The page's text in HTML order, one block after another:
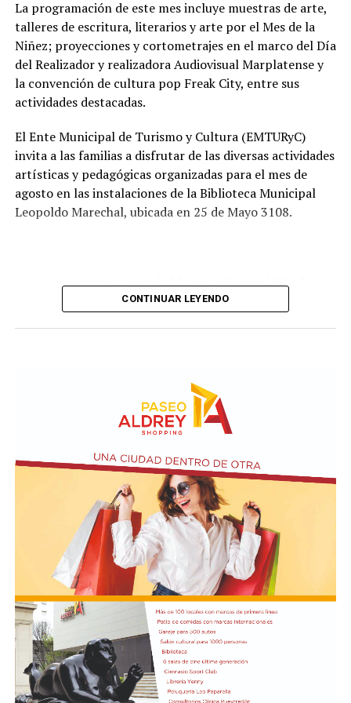
vecinos.
Tras la apertura de sobres, el expediente continuará su
recorrido administrativo con la intervención de la
Comisión de Estudio de Ofertas y Adjudicación, que
tendrá a su cargo la evaluación de las propuestas
obra.
La programación de este mes incluye muestras de arte,
talleres de escritura, literarios y arte por el Mes de la
Niñez; proyecciones y cortometrajes en el marco del Día
del Realizador y realizadora Audiovisual Marplatense y
la convención de cultura pop Freak City, entre sus
actividades destacadas.
El Ente Municipal de Turismo y Cultura (EMTURyC)
invita a las familias a disfrutar de las diversas actividades
artísticas y pedagógicas organizadas para el mes de
agosto en las instalaciones de la Biblioteca Municipal
Leopoldo Marechal, ubicada en 25 de Mayo 3108.
Culturales”, a cargo del grupo Cul Mardel, que se podrá
10 a 12 en la Biblioteca de Autores Marplatenses,
ubicada en el primer piso del edificio.
En relación al Ciclo Mes de la Niñez, este viernes 7 de
agosto a las 17:30 se presentarán “Los cuentos de
Charo” y la narración de poesías populares infantiles a
cargo de María del Rosario Gerez Martínez.
En tanto, el viernes 21 a las 17:30 se desarrollará “El
Cerebro Mágico: construyendo preguntas, respuestas y
circuitos”, a cargo de María Paula Algote. Se trata de un
taller práctico de arte, ciencia y tecnología en el que al
finalizar cada participante se lleva su propia creación
terminada. Es una actividad arancelada (incluye
materiales) destinada a niños a partir de los 6 años.
CONTINUAR LEYENDO